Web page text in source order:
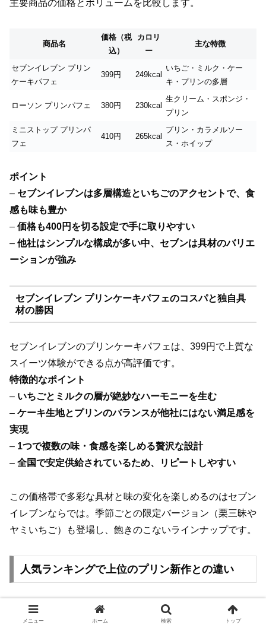
主要商品の価格とボリュームを比較します。
商品名
価格（税
込）
カロリ
ー
主な特徴
セブンイレブン プリン
ケーキパフェ
399円 249kcal
いちご・ミルク・ケー
キ・プリンの多層
ローソン プリンパフェ 380円 230kcal
生クリーム・スポンジ・
プリン
ミニストップ プリンパ
フェ
410円 265kcal
プリン・カラメルソー
ス・ホイップ
ポイント
– セブンイレブンは多層構造といちごのアクセントで、食
感も味も豊か
– 価格も400円を切る設定で手に取りやすい
– 他社はシンプルな構成が多い中、セブンは具材のバリエ
ーションが強み
セブンイレブン プリンケーキパフェのコスパと独自具
材の勝因
セブンイレブンのプリンケーキパフェは、399円で上質な
スイーツ体験ができる点が高評価です。
特徴的なポイント
– いちごとミルクの層が絶妙なハーモニーを生む
– ケーキ生地とプリンのバランスが他社にはない満足感を
実現
– 1つで複数の味・食感を楽しめる贅沢な設計
– 全国で安定供給されているため、リピートしやすい
この価格帯で多彩な具材と味の変化を楽しめるのはセブン
イレブンならでは。季節ごとの限定バージョン（栗三昧や
ヤミいちご）も登場し、飽きのこないラインナップです。
人気ランキングで上位のプリン新作との違い
セブンイレブンのプリンケーキパフェは、スイーツランキ
ングでも高評価を獲得しています。他の新作プリンや定番
メニュー ホーム 検索 トップ